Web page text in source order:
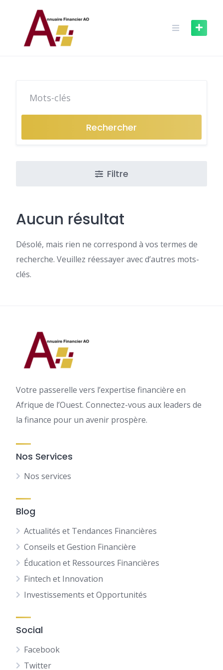
Rechercher
Filtre
Aucun résultat
Désolé, mais rien ne correspond à vos termes de
recherche. Veuillez réessayer avec d’autres mots-
clés.
Votre passerelle vers l’expertise financière en
Afrique de l’Ouest. Connectez-vous aux leaders de
la finance pour un avenir prospère.
Nos Services
Nos services
Blog
Actualités et Tendances Financières
Conseils et Gestion Financière
Éducation et Ressources Financières
Fintech et Innovation
Investissements et Opportunités
Social
Facebook
Twitter